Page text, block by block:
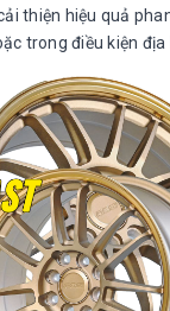
thiện hiệu quả
trong điều kiện